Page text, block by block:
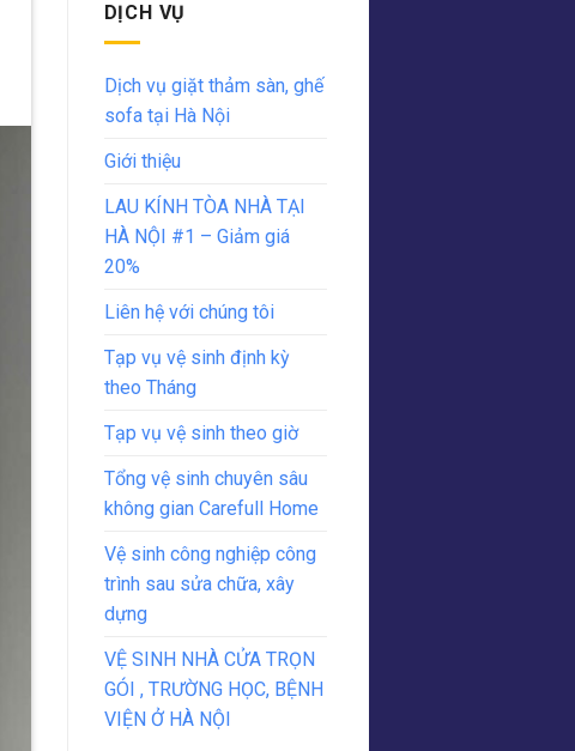
DỊCH VỤ
Dịch vụ giặt thảm sàn, ghế
sofa tại Hà Nội
Giới thiệu
LAU KÍNH TÒA NHÀ TẠI
HÀ NỘI #1 – Giảm giá
20%
Liên hệ với chúng tôi
Tạp vụ vệ sinh định kỳ
theo Tháng
Tạp vụ vệ sinh theo giờ
Tổng vệ sinh chuyên sâu
không gian Carefull Home
Vệ sinh công nghiệp công
trình sau sửa chữa, xây
dựng
VỆ SINH NHÀ CỬA TRỌN
GÓI , TRƯỜNG HỌC, BỆNH
VIỆN Ở HÀ NỘI